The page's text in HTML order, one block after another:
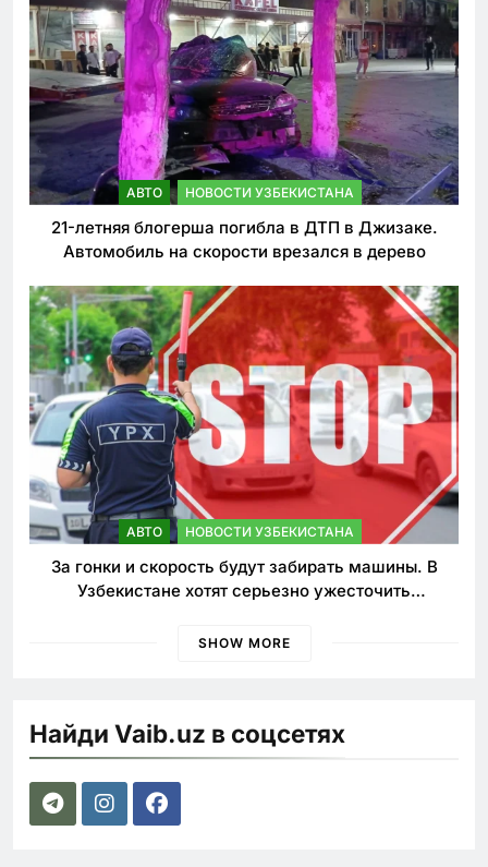
АВТО НОВОСТИ УЗБЕКИСТАНА
21-летняя блогерша погибла в ДТП в Джизаке.
Автомобиль на скорости врезался в дерево
АВТО НОВОСТИ УЗБЕКИСТАНА
За гонки и скорость будут забирать машины. В
Узбекистане хотят серьезно ужесточить
SHOW MORE
Найди Vaib.uz в соцсетях